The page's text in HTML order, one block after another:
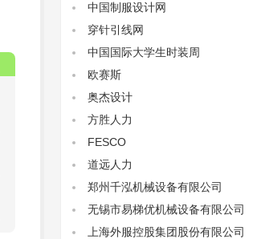
中国制服设计网
穿针引线网
中国国际大学生时装周
欧赛斯
奥杰设计
方胜人力
FESCO
道远人力
郑州千泓机械设备有限公司
无锡市易梯优机械设备有限公司
上海外服控股集团股份有限公司